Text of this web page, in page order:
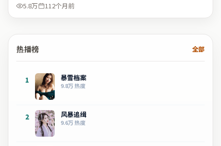
5.8万
112个月前
热播榜 全部
1 暴雪档案
9.8万热度
2 风暴追缉
9.6万热度